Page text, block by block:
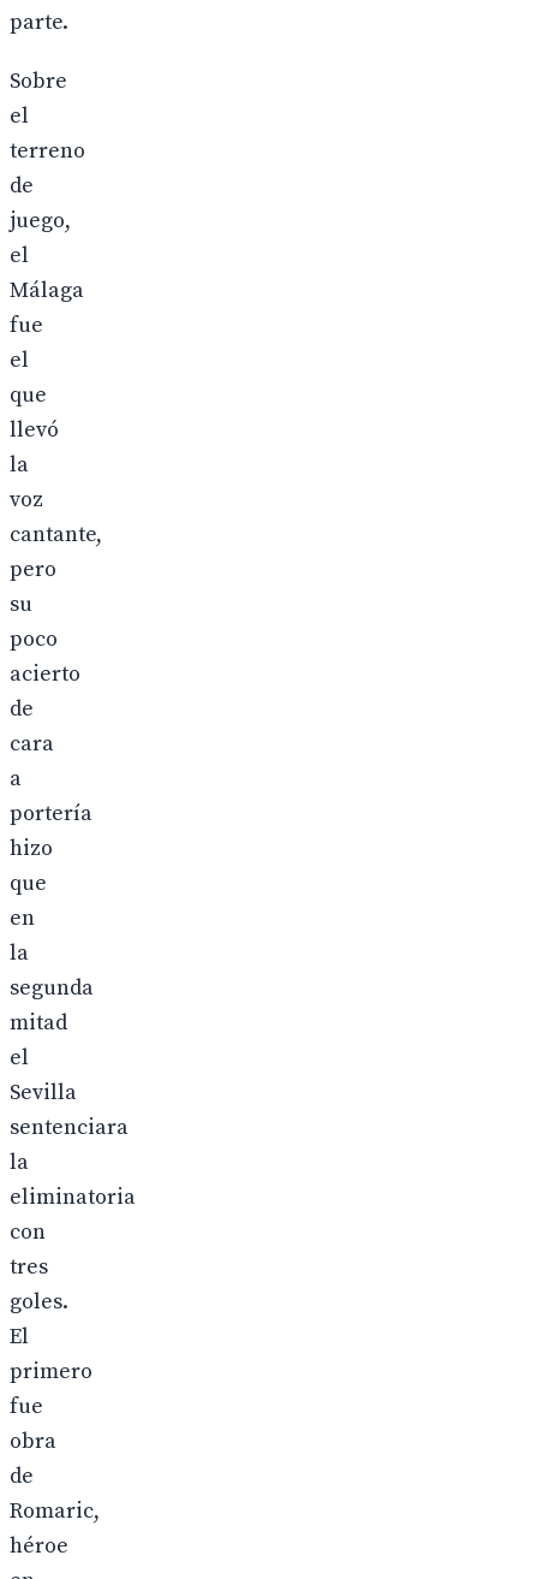
parte.
Sobre
el
terreno
de
juego,
el
Málaga
fue
el
que
llevó
la
voz
cantante,
pero
su
poco
acierto
de
cara
a
portería
hizo
que
en
la
segunda
mitad
el
Sevilla
sentenciara
la
eliminatoria
con
tres
goles.
El
primero
fue
obra
de
Romaric,
héroe